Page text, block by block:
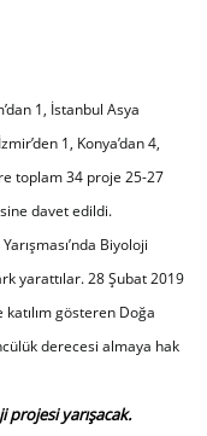
1, İstanbul Asya
1, Konya’dan 4,
toplam 34 proje 25-27
davet edildi.
Biyoloji
yarattılar. 28 Şubat 2019
gösteren Doğa
derecesi almaya hak
yarışacak.